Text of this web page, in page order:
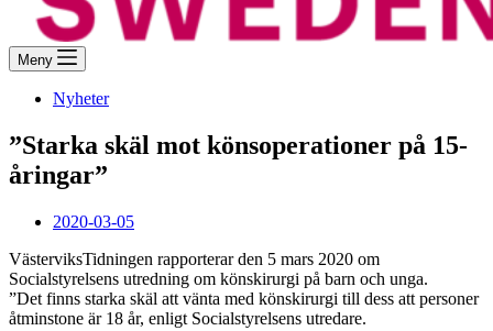
Meny
Nyheter
”Starka skäl mot könsoperationer på 15-
åringar”
2020-03-05
VästerviksTidningen rapporterar den 5 mars 2020 om
Socialstyrelsens utredning om könskirurgi på barn och unga.
”Det finns starka skäl att vänta med könskirurgi till dess att personer
åtminstone är 18 år, enligt Socialstyrelsens utredare.